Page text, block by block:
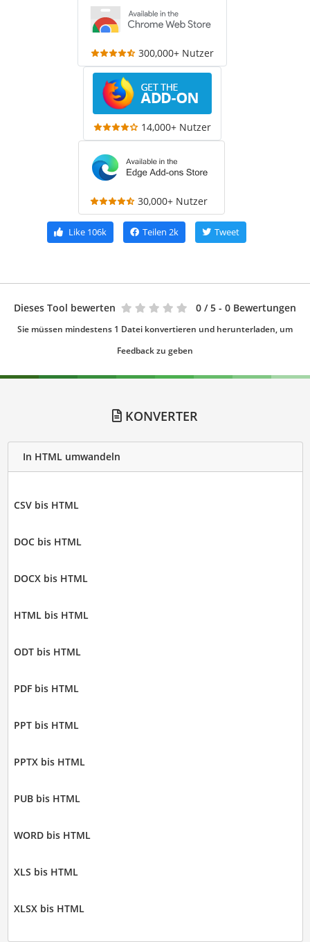
300,000+ Nutzer
14,000+ Nutzer
30,000+ Nutzer
Like 106k Teilen 2k Tweet
Dieses Tool bewerten 0 / 5 - 0 Bewertungen
Sie müssen mindestens 1 Datei konvertieren und herunterladen, um
Feedback zu geben
KONVERTER
In HTML umwandeln
CSV bis HTML
DOC bis HTML
DOCX bis HTML
HTML bis HTML
ODT bis HTML
PDF bis HTML
PPT bis HTML
PPTX bis HTML
PUB bis HTML
WORD bis HTML
XLS bis HTML
XLSX bis HTML